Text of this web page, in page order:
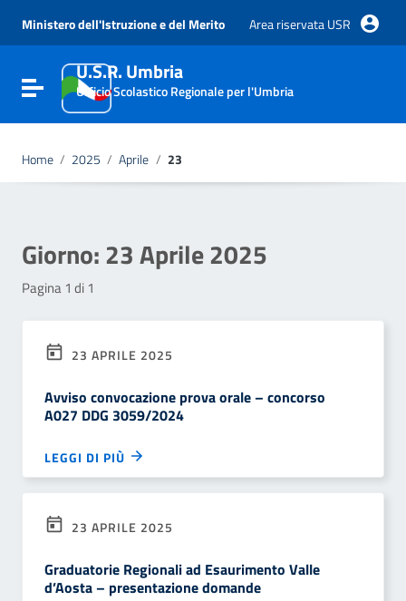
Vai al menu di navigazione
Vai al footer
Ministero dell'Istruzione e del Merito Area riservata USR
Attiva / disattiva la navigazione
U.S.R. Umbria
Ufficio Scolastico Regionale per l'Umbria
Home / 2025 / Aprile / 23
Giorno:23 Aprile 2025
Pagina 1 di 1
23 APRILE 2025
Avviso convocazione prova orale – concorso
A027 DDG 3059/2024
LEGGI DI PIÙ
23 APRILE 2025
Graduatorie Regionali ad Esaurimento Valle
d’Aosta – presentazione domande